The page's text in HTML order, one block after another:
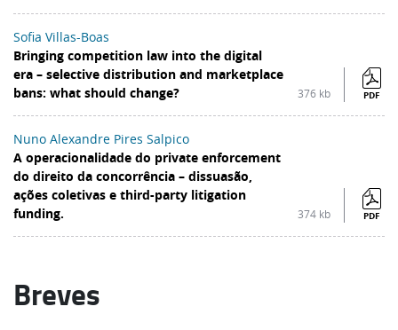
Sofia Villas-Boas
Bringing competition law into the digital
era – selective distribution and marketplace
bans: what should change?
376 kb PDF
Nuno Alexandre Pires Salpico
A operacionalidade do private enforcement
do direito da concorrência – dissuasão,
ações coletivas e third-party litigation
funding.
374 kb PDF
Breves